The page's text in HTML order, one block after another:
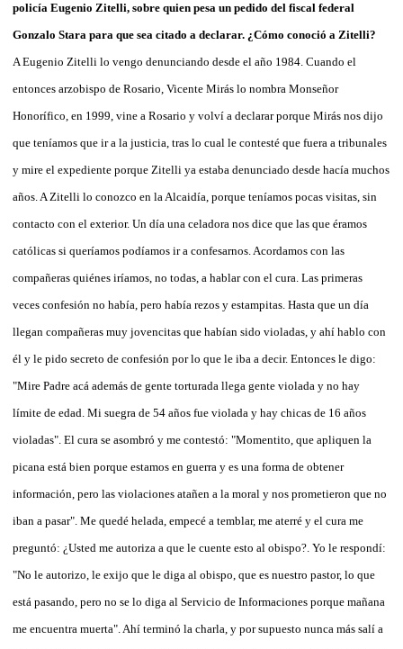
policía Eugenio Zitelli, sobre quien pesa un pedido del fiscal federal
Gonzalo Stara para que sea citado a declarar. ¿Cómo conoció a Zitelli?
A Eugenio Zitelli lo vengo denunciando desde el año 1984. Cuando el
entonces arzobispo de Rosario, Vicente Mirás lo nombra Monseñor
Honorífico, en 1999, vine a Rosario y volví a declarar porque Mirás nos dijo
que teníamos que ir a la justicia, tras lo cual le contesté que fuera a tribunales
y mire el expediente porque Zitelli ya estaba denunciado desde hacía muchos
años. A Zitelli lo conozco en la Alcaidía, porque teníamos pocas visitas, sin
contacto con el exterior. Un día una celadora nos dice que las que éramos
católicas si queríamos podíamos ir a confesarnos. Acordamos con las
compañeras quiénes iríamos, no todas, a hablar con el cura. Las primeras
veces confesión no había, pero había rezos y estampitas. Hasta que un día
llegan compañeras muy jovencitas que habían sido violadas, y ahí hablo con
él y le pido secreto de confesión por lo que le iba a decir. Entonces le digo:
"Mire Padre acá además de gente torturada llega gente violada y no hay
límite de edad. Mi suegra de 54 años fue violada y hay chicas de 16 años
violadas". El cura se asombró y me contestó: "Momentito, que apliquen la
picana está bien porque estamos en guerra y es una forma de obtener
información, pero las violaciones atañen a la moral y nos prometieron que no
iban a pasar". Me quedé helada, empecé a temblar, me aterré y el cura me
preguntó: ¿Usted me autoriza a que le cuente esto al obispo?. Yo le respondí:
"No le autorizo, le exijo que le diga al obispo, que es nuestro pastor, lo que
está pasando, pero no se lo diga al Servicio de Informaciones porque mañana
me encuentra muerta". Ahí terminó la charla, y por supuesto nunca más salí a